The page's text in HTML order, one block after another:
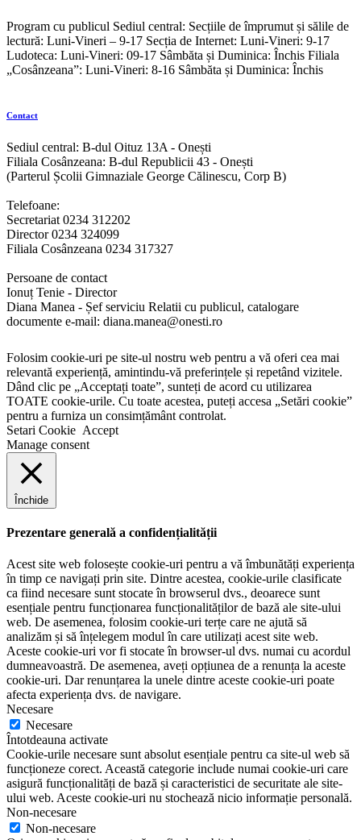
Program cu publicul Sediul central: Secțiile de împrumut și sălile de
lectură: Luni-Vineri – 9-17 Secția de Internet: Luni-Vineri: 9-17
Ludoteca: Luni-Vineri: 09-17 Sâmbăta și Duminica: Închis Filiala
„Cosânzeana”: Luni-Vineri: 8-16 Sâmbăta și Duminica: Închis
Contact
Sediul central: B-dul Oituz 13A - Onești
Filiala Cosânzeana: B-dul Republicii 43 - Onești
(Parterul Școlii Gimnaziale George Călinescu, Corp B)
Telefoane:
Secretariat 0234 312202
Director 0234 324099
Filiala Cosânzeana 0234 317327
Persoane de contact
Ionuț Tenie - Director
Diana Manea - Șef serviciu Relatii cu publicul, catalogare
documente e-mail: diana.manea@onesti.ro
Folosim cookie-uri pe site-ul nostru web pentru a vă oferi cea mai
relevantă experiență, amintindu-vă preferințele și repetând vizitele.
Dând clic pe „Acceptați toate”, sunteți de acord cu utilizarea
TOATE cookie-urile. Cu toate acestea, puteți accesa „Setări cookie”
pentru a furniza un consimțământ controlat.
Setari Cookie Accept
Manage consent
Închide
Prezentare generală a confidențialității
Acest site web folosește cookie-uri pentru a vă îmbunătăți experiența
în timp ce navigați prin site. Dintre acestea, cookie-urile clasificate
ca fiind necesare sunt stocate în browserul dvs., deoarece sunt
esențiale pentru funcționarea funcționalităților de bază ale site-ului
web. De asemenea, folosim cookie-uri terțe care ne ajută să
analizăm și să înțelegem modul în care utilizați acest site web.
Aceste cookie-uri vor fi stocate în browser-ul dvs. numai cu acordul
dumneavoastră. De asemenea, aveți opțiunea de a renunța la aceste
cookie-uri. Dar renunțarea la unele dintre aceste cookie-uri poate
afecta experiența dvs. de navigare.
Necesare
Necesare
Întotdeauna activate
Cookie-urile necesare sunt absolut esențiale pentru ca site-ul web să
funcționeze corect. Această categorie include numai cookie-uri care
asigură funcționalități de bază și caracteristici de securitate ale site-
ului web. Aceste cookie-uri nu stochează nicio informație personală.
Non-necesare
Non-necesare